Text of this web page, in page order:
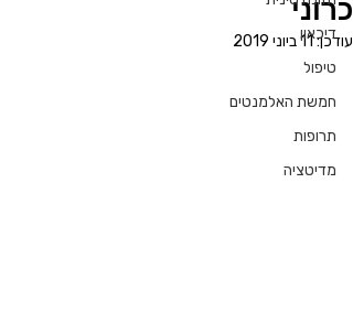
דיכאון
טיפול
חמשת האלמנטים
תרופות
מדיטציה
כרוני
עודכן:11 ביוני 2019